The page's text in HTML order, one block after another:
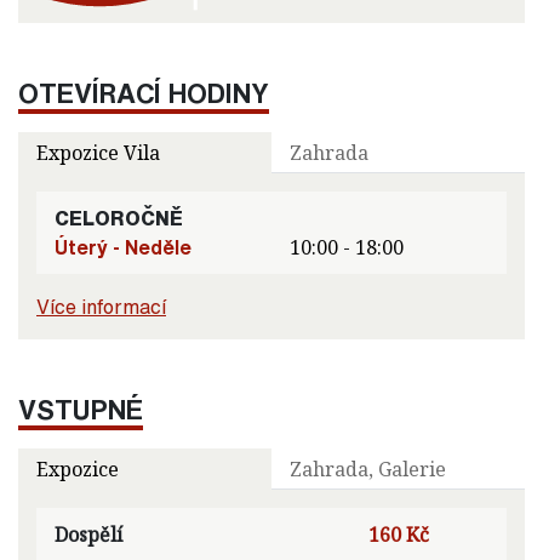
OTEVÍRACÍ HODINY
Expozice Vila Zahrada
CELOROČNĚ
Úterý - Neděle
10:00 - 18:00
Více informací
VSTUPNÉ
Expozice Zahrada, Galerie
Dospělí 160 Kč